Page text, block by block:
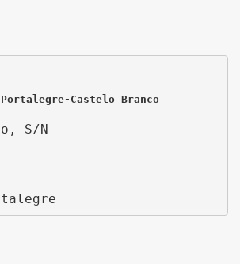
Castelo Branco
S/N